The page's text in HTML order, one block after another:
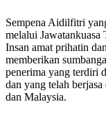
Sempena Aidilfitri
melalui Jawatankuasa
Insan amat prihatin
memberikan
penerima yang terdiri
dan yang telah
dan Malaysia.